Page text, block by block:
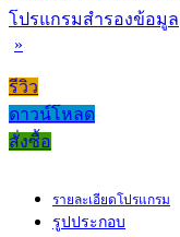
โปรแกรมสำรองข้อมูล
»
รีวิว
ดาวน์โหลด
สั่งซื้อ
รายละเอียดโปรแกรม
รูปประกอบ